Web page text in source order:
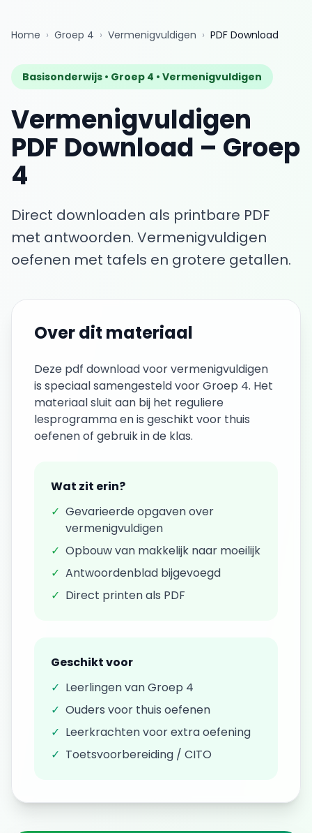
Home › Groep 4 › Vermenigvuldigen › PDF Download
Basisonderwijs • Groep 4 • Vermenigvuldigen
Vermenigvuldigen
PDF Download – Groep
4
Direct downloaden als printbare PDF
met antwoorden. Vermenigvuldigen
oefenen met tafels en grotere getallen.
Over dit materiaal
Deze pdf downloadvoorvermenigvuldigen
is speciaal samengesteld voorGroep 4. Het
materiaal sluit aan bij het reguliere
lesprogramma en is geschikt voor thuis
oefenen of gebruik in de klas.
Wat zit erin?
✓ Gevarieerde opgaven over
vermenigvuldigen
✓ Opbouw van makkelijk naar moeilijk
✓ Antwoordenblad bijgevoegd
✓ Direct printen als PDF
Geschikt voor
✓ Leerlingen vanGroep 4
✓ Ouders voor thuis oefenen
✓ Leerkrachten voor extra oefening
✓ Toetsvoorbereiding / CITO